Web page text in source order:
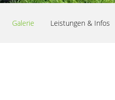
Galerie Leistungen & Infos